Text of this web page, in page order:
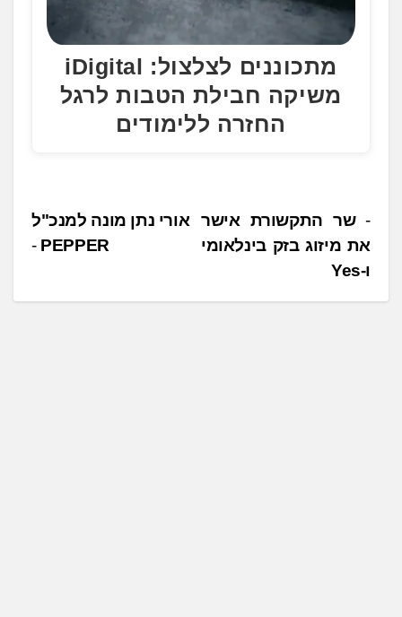
מתכוננים לצלצול: iDigital
משיקה חבילת הטבות לרגל
החזרה ללימודים
נ
י
ו
אורי נתן מונה למנכ"ל
PEPPER
שר התקשורת אישר
את מיזוג בזק בינלאומי
ו-Yes